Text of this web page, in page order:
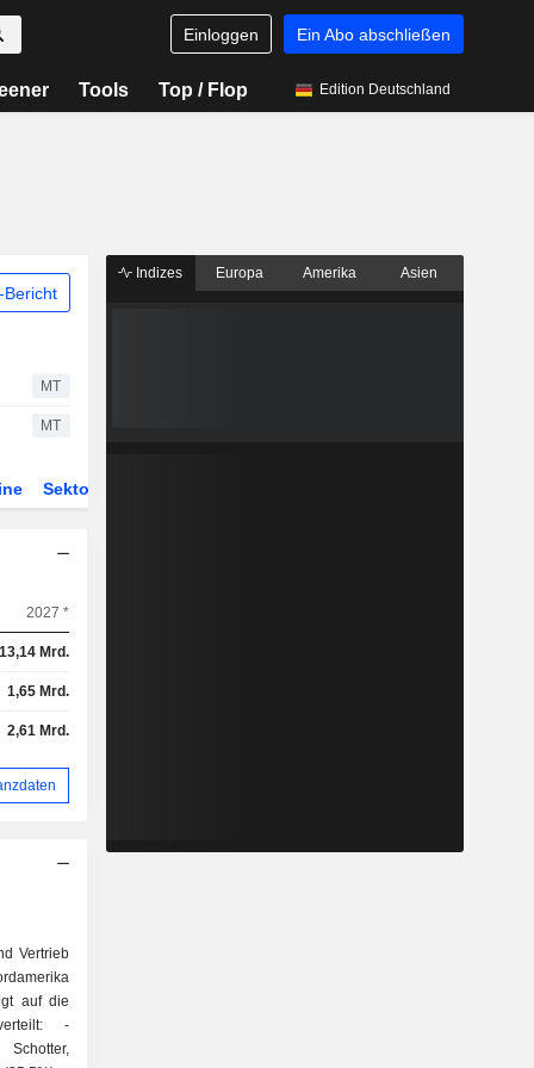
Einloggen Ein Abo abschließen
Tools Top / Flop Edition Deutschland
Bericht
MT
MT
Sektor
2027 *
13,14 Mrd.
1,65 Mrd.
2,61 Mrd.
Vertrieb
auf die
-
Indizes Europa Amerika Asien